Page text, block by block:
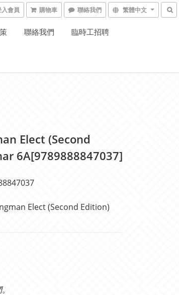
入會員 購物車 聯絡我們 繁體中文
聯絡我們
臨時工招聘
Elect (Second
6A[9789888847037]
Elect (Second Edition)